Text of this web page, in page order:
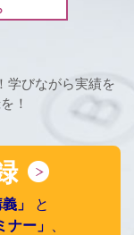
学びながら実績を
！
」
と
ナー」